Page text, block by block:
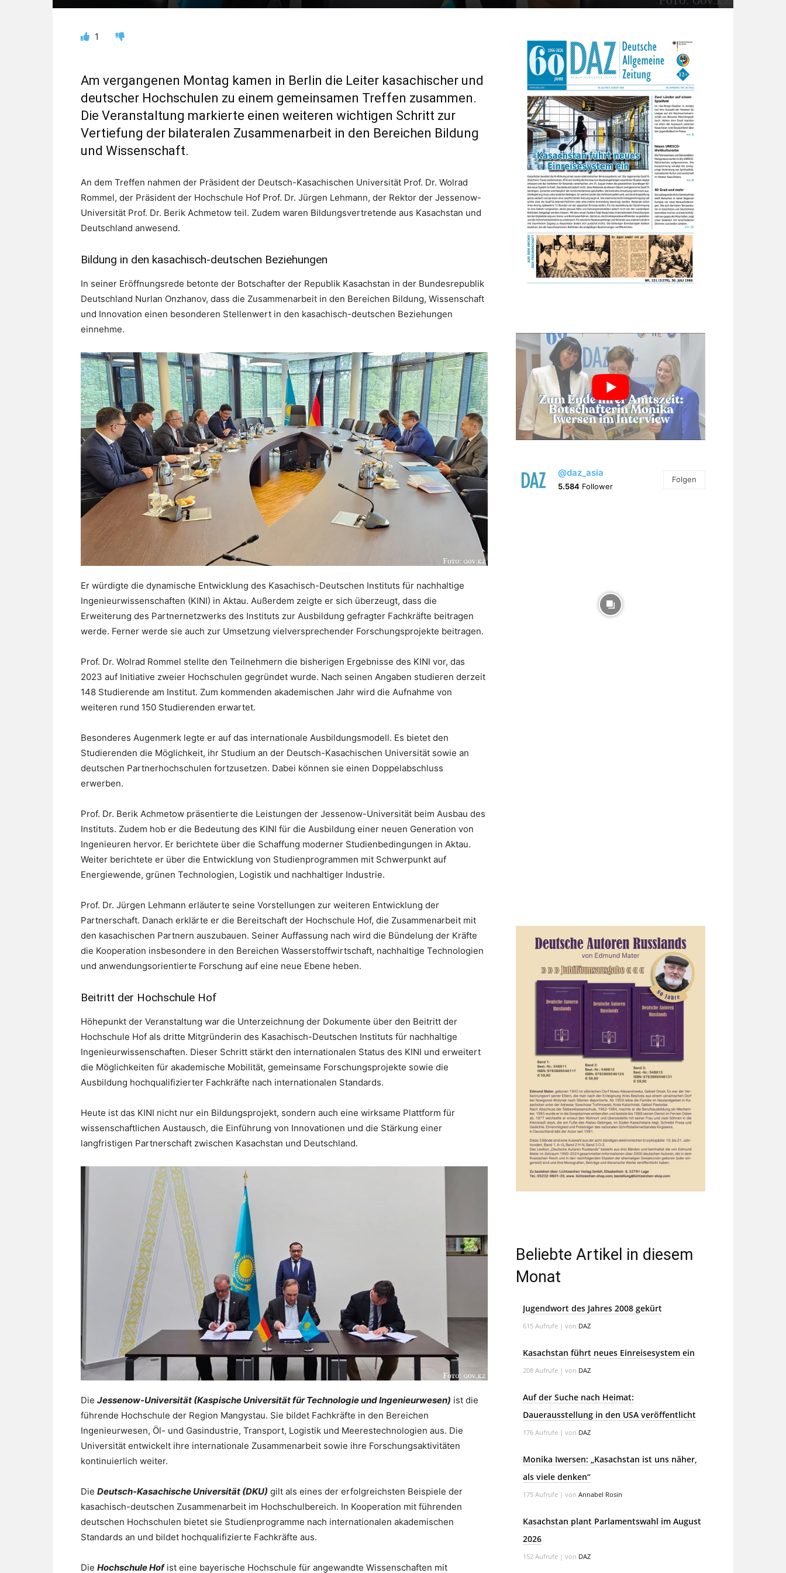
1
Am vergangenen Montag kamen in Berlin die Leiter kasachischer und
deutscher Hochschulen zu einem gemeinsamen Treffen zusammen.
Die Veranstaltung markierte einen weiteren wichtigen Schritt zur
Vertiefung der bilateralen Zusammenarbeit in den Bereichen Bildung
und Wissenschaft.
An dem Treffen nahmen der Präsident der Deutsch-Kasachischen Universität Prof. Dr. Wolrad
Rommel, der Präsident der Hochschule Hof Prof. Dr. Jürgen Lehmann, der Rektor der Jessenow-
Universität Prof. Dr. Berik Achmetow teil. Zudem waren Bildungsvertretende aus Kasachstan und
Deutschland anwesend.
Bildung in den kasachisch-deutschen Beziehungen
In seiner Eröffnungsrede betonte der Botschafter der Republik Kasachstan in der Bundesrepublik
Deutschland Nurlan Onzhanov, dass die Zusammenarbeit in den Bereichen Bildung, Wissenschaft
und Innovation einen besonderen Stellenwert in den kasachisch-deutschen Beziehungen
einnehme.
Er würdigte die dynamische Entwicklung des Kasachisch-Deutschen Instituts für nachhaltige
Ingenieurwissenschaften (KINI) in Aktau. Außerdem zeigte er sich überzeugt, dass die
Erweiterung des Partnernetzwerks des Instituts zur Ausbildung gefragter Fachkräfte beitragen
werde. Ferner werde sie auch zur Umsetzung vielversprechender Forschungsprojekte beitragen.
Prof. Dr. Wolrad Rommel stellte den Teilnehmern die bisherigen Ergebnisse des KINI vor, das
2023 auf Initiative zweier Hochschulen gegründet wurde. Nach seinen Angaben studieren derzeit
148 Studierende am Institut. Zum kommenden akademischen Jahr wird die Aufnahme von
weiteren rund 150 Studierenden erwartet.
Besonderes Augenmerk legte er auf das internationale Ausbildungsmodell. Es bietet den
Studierenden die Möglichkeit, ihr Studium an der Deutsch-Kasachischen Universität sowie an
deutschen Partnerhochschulen fortzusetzen. Dabei können sie einen Doppelabschluss
erwerben.
Prof. Dr. Berik Achmetow präsentierte die Leistungen der Jessenow-Universität beim Ausbau des
Instituts. Zudem hob er die Bedeutung des KINI für die Ausbildung einer neuen Generation von
Ingenieuren hervor. Er berichtete über die Schaffung moderner Studienbedingungen in Aktau.
Weiter berichtete er über die Entwicklung von Studienprogrammen mit Schwerpunkt auf
Energiewende, grünen Technologien, Logistik und nachhaltiger Industrie.
Prof. Dr. Jürgen Lehmann erläuterte seine Vorstellungen zur weiteren Entwicklung der
Partnerschaft. Danach erklärte er die Bereitschaft der Hochschule Hof, die Zusammenarbeit mit
den kasachischen Partnern auszubauen. Seiner Auffassung nach wird die Bündelung der Kräfte
die Kooperation insbesondere in den Bereichen Wasserstoffwirtschaft, nachhaltige Technologien
und anwendungsorientierte Forschung auf eine neue Ebene heben.
Beitritt der Hochschule Hof
Höhepunkt der Veranstaltung war die Unterzeichnung der Dokumente über den Beitritt der
Hochschule Hof als dritte Mitgründerin des Kasachisch-Deutschen Instituts für nachhaltige
Ingenieurwissenschaften. Dieser Schritt stärkt den internationalen Status des KINI und erweitert
die Möglichkeiten für akademische Mobilität, gemeinsame Forschungsprojekte sowie die
Ausbildung hochqualifizierter Fachkräfte nach internationalen Standards.
Heute ist das KINI nicht nur ein Bildungsprojekt, sondern auch eine wirksame Plattform für
wissenschaftlichen Austausch, die Einführung von Innovationen und die Stärkung einer
langfristigen Partnerschaft zwischen Kasachstan und Deutschland.
Die Jessenow-Universität (Kaspische Universität für Technologie und Ingenieurwesen) ist die
führende Hochschule der Region Mangystau. Sie bildet Fachkräfte in den Bereichen
Ingenieurwesen, Öl- und Gasindustrie, Transport, Logistik und Meerestechnologien aus. Die
Universität entwickelt ihre internationale Zusammenarbeit sowie ihre Forschungsaktivitäten
kontinuierlich weiter.
Die Deutsch-Kasachische Universität (DKU) gilt als eines der erfolgreichsten Beispiele der
kasachisch-deutschen Zusammenarbeit im Hochschulbereich. In Kooperation mit führenden
deutschen Hochschulen bietet sie Studienprogramme nach internationalen akademischen
Standards an und bildet hochqualifizierte Fachkräfte aus.
Die Hochschule Hofist eine bayerische Hochschule für angewandte Wissenschaften mit
@daz_asia
5.584 Follower
Folgen
Beliebte Artikel in diesem
Monat
Jugendwort des Jahres 2008 gekürt
615 Aufrufe | von DAZ
Kasachstan führt neues Einreisesystem ein
208 Aufrufe | von DAZ
Auf der Suche nach Heimat:
Dauerausstellung in den USA veröffentlicht
176 Aufrufe | von DAZ
Monika Iwersen: „Kasachstan ist uns näher,
als viele denken“
175 Aufrufe | von Annabel Rosin
Kasachstan plant Parlamentswahl im August
2026
152 Aufrufe | von DAZ